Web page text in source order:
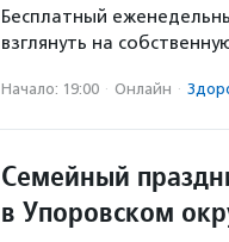
Бесплатный
взглянуть на
Начало: 19:00 · Онлайн ·
Семейный
в Упоровском